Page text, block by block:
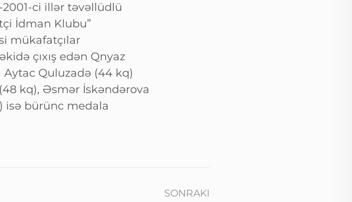
2001-ci illər təvəllüdlü
İdman Klubu”
mükafatçılar
çıxış edən Qnyaz
Aytac Quluzadə (44 kq)
kq), Əsmər İskəndərova
isə bürünc medala
SONRAKI